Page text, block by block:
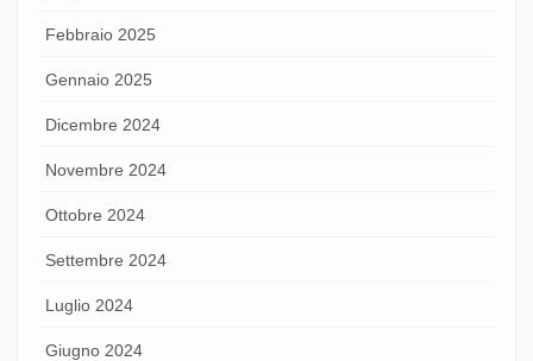
Febbraio 2025
Gennaio 2025
Dicembre 2024
Novembre 2024
Ottobre 2024
Settembre 2024
Luglio 2024
Giugno 2024